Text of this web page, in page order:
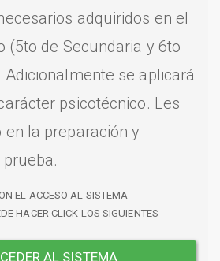
adquiridos en el
(5to de Secundaria y 6to
se aplicará
psicotécnico. Les
la preparación y
EL ACCESO AL SISTEMA
HACER CLICK LOS SIGUIENTES
AL SISTEMA